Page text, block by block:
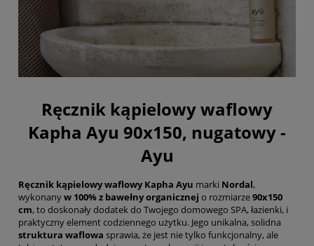
Ręcznik kąpielowy waflowy
Kapha Ayu 90x150, nugatowy -
Ayu
Ręcznik kąpielowy waflowy Kapha Ayu marki Nordal,
wykonanyw 100% z bawełny organicznej o rozmiarze90x150
cm, to doskonały dodatek do Twojego domowego SPA, łazienki, i
praktyczny element codziennego użytku. Jego unikalna, solidna
struktura waflowa sprawia, że jest nie tylko funkcjonalny, ale